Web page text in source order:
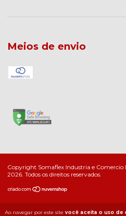
Ao navegar por este site você aceita o uso de
Meios de envio
Copyright Somaflex Industria e Comercio
2026. Todos os direitos reservados.